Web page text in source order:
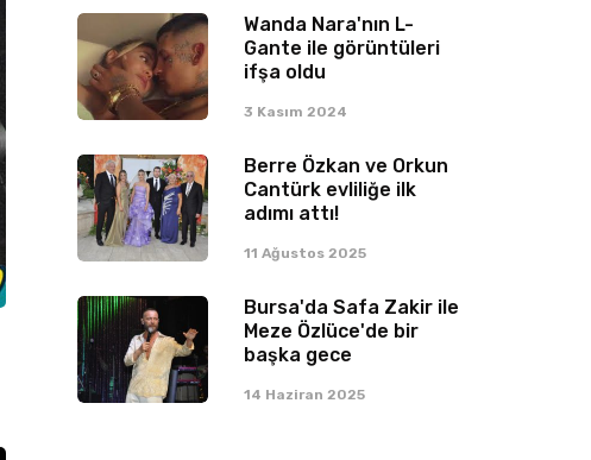
Wanda Nara'nın L-
Gante ile görüntüleri
ifşa oldu
3 Kasım 2024
Berre Özkan ve Orkun
Cantürk evliliğe ilk
adımı attı!
11 Ağustos 2025
Bursa'da Safa Zakir ile
Meze Özlüce'de bir
başka gece
14 Haziran 2025